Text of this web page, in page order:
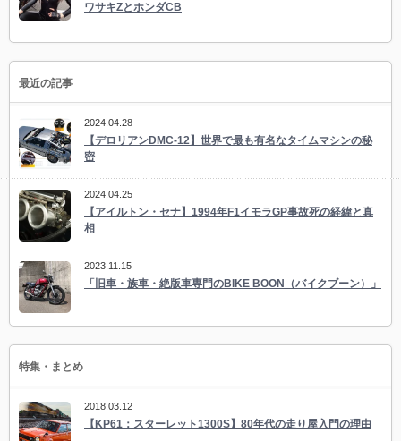
ワサキZとホンダCB
最近の記事
2024.04.28
【デロリアンDMC-12】世界で最も有名なタイムマシンの秘
密
2024.04.25
【アイルトン・セナ】1994年F1イモラGP事故死の経緯と真
相
2023.11.15
「旧車・族車・絶版車専門のBIKE BOON（バイクブーン）」
特集・まとめ
2018.03.12
【KP61：スターレット1300S】80年代の走り屋入門の理由